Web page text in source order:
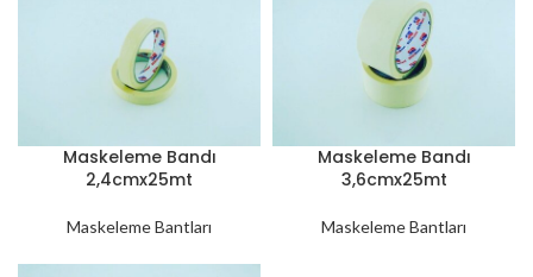
Maskeleme Bandı
2,4cmx25mt
Maskeleme Bantları
Maskeleme Bandı
3,6cmx25mt
Maskeleme Bantları